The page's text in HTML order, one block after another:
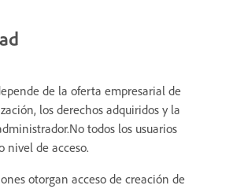
de la oferta empresarial de
los derechos adquiridos y la
todos los usuarios
nivel de acceso.
otorgan acceso de creación de